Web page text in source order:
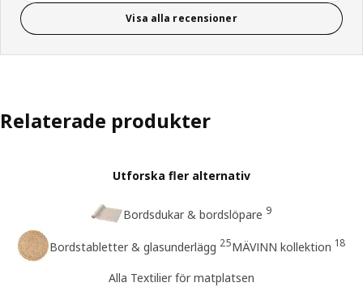
Visa alla recensioner
Relaterade produkter
Utforska fler alternativ
Bordsdukar & bordslöpare 9
Bordstabletter & glasunderlägg 25MÄVINN kollektion 18
Alla Textilier för matplatsen